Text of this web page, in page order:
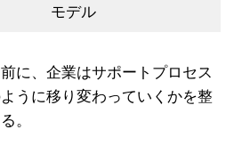
モデル
に、企業はサポートプロセス
うに移り変わっていくかを整
。